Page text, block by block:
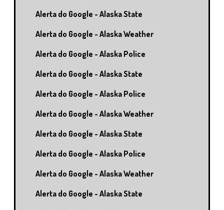
Alerta do Google - Alaska State
Alerta do Google - Alaska Weather
Alerta do Google - Alaska Police
Alerta do Google - Alaska State
Alerta do Google - Alaska Police
Alerta do Google - Alaska Weather
Alerta do Google - Alaska State
Alerta do Google - Alaska Police
Alerta do Google - Alaska Weather
Alerta do Google - Alaska State